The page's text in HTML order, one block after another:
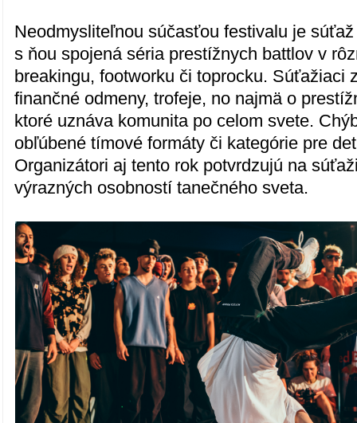
Neodmysliteľnou súčasťou festivalu je
s ňou spojená séria prestížnych battlov v
breakingu, footworku či toprocku. Súťažiaci
finančné odmeny, trofeje, no najmä o
ktoré uznáva komunita po celom svete.
obľúbené tímové formáty či kategórie pre
Organizátori aj tento rok potvrdzujú na
výrazných osobností tanečného sveta.